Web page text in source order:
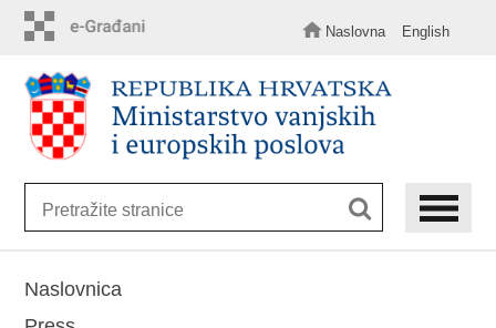
glavni
sadržaj
Naslovna English
Naslovnica